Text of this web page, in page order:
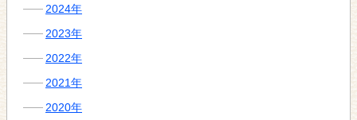
2024年
2023年
2022年
2021年
2020年